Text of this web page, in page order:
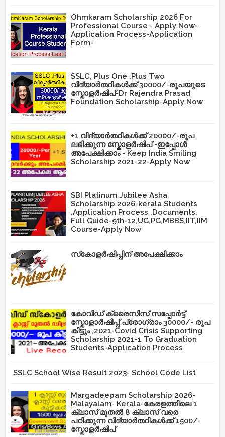
Ohmkaram Scholarship 2026 For
Professional Course - Apply Now-
Application Process-Application
Form-
SSLC, Plus One ,Plus Two
വിദ്യാർത്ഥികൾക്ക് 30000/-രൂപയുടെ
സ്കോളർഷിപ്-Dr Rajendra Prasad
Foundation Scholarship-Apply Now
+1 വിദ്യാർത്ഥികൾക്ക് 20000/-രൂപ
ലഭിക്കുന്ന സ്കോളർഷിപ് -ഇപ്പോൾ
അപേക്ഷിക്കാം - Keep India Smiling
Scholarship 2021-22-Apply Now
SBI Platinum Jubilee Asha
Scholarship 2026-kerala Students
,Application Process ,Documents,
Full Guide-9th-12,UG,PG,MBBS,IIT,IIM
Course-Apply Now
സ്‌കോളർഷിപ്പിന് അപേക്ഷിക്കാം
കോവിഡ് ക്രൈസിസ് സപ്പോർട്ട്
സ്കോളാർഷിപ്പ് പ്രോഗ്രാം 30000/- രൂപ
കിട്ടും ,2021-Covid Crisis Supporting
Scholarship 2021-1 To Graduation
Students-Application Process
SSLC School Wise Result 2023- School Code List
Margadeepam Scholarship 2026-
Malayalam- Kerala-കേരളത്തിലെ 1
ക്ലാസ് മുതൽ 8 ക്ലാസ് വരെ
പഠിക്കുന്ന വിദ്യാർത്ഥികൾക്ക് 1500/-
സ്കോളർഷിപ്